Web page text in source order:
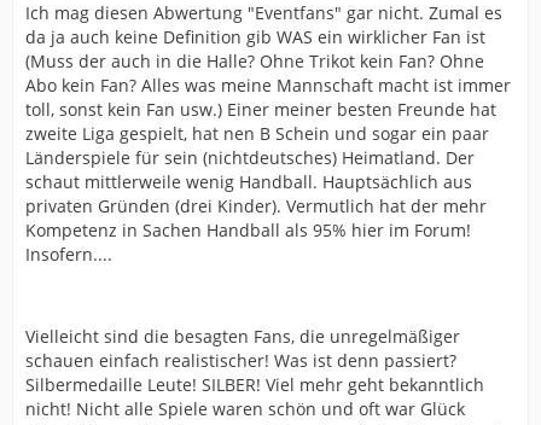
Ich mag diesen Abwertung "Eventfans" gar nicht. Zumal es
da ja auch keine Definition gib WAS ein wirklicher Fan ist
(Muss der auch in die Halle? Ohne Trikot kein Fan? Ohne
Abo kein Fan? Alles was meine Mannschaft macht ist immer
toll, sonst kein Fan usw.) Einer meiner besten Freunde hat
zweite Liga gespielt, hat nen B Schein und sogar ein paar
Länderspiele für sein (nichtdeutsches) Heimatland. Der
schaut mittlerweile wenig Handball. Hauptsächlich aus
privaten Gründen (drei Kinder). Vermutlich hat der mehr
Kompetenz in Sachen Handball als 95% hier im Forum!
Insofern....
Vielleicht sind die besagten Fans, die unregelmäßiger
schauen einfach realistischer! Was ist denn passiert?
Silbermedaille Leute! SILBER! Viel mehr geht bekanntlich
nicht! Nicht alle Spiele waren schön und oft war Glück